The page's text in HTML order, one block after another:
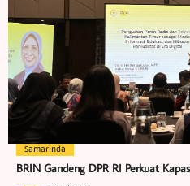
Samarinda
BRIN Gandeng DPR RI Perkuat